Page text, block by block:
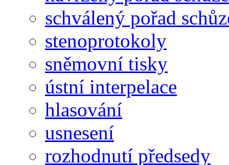
schválený pořad
stenoprotokoly
sněmovní tisky
ústní interpelace
hlasování
usnesení
rozhodnutí předsedy